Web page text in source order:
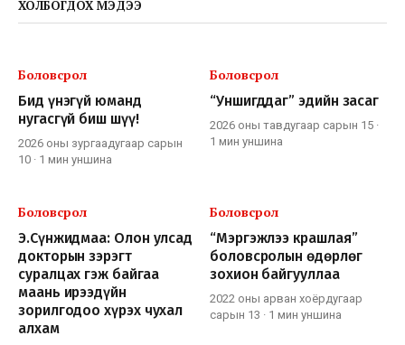
ХОЛБОГДОХ МЭДЭЭ
Боловсрол
Бид үнэгүй юманд
нугасгүй биш шүү!
2026 оны зургаадугаар сарын
10 · 1 мин уншина
Боловсрол
“Уншигддаг” эдийн засаг
2026 оны тавдугаар сарын 15 ·
1 мин уншина
Боловсрол
Э.Сүнжидмаа: Олон улсад
докторын зэрэгт
суралцах гэж байгаа
маань ирээдүйн
зорилгодоо хүрэх чухал
алхам
Боловсрол
“Мэргэжлээ крашлая”
боловсролын өдөрлөг
зохион байгууллаа
2022 оны арван хоёрдугаар
сарын 13 · 1 мин уншина